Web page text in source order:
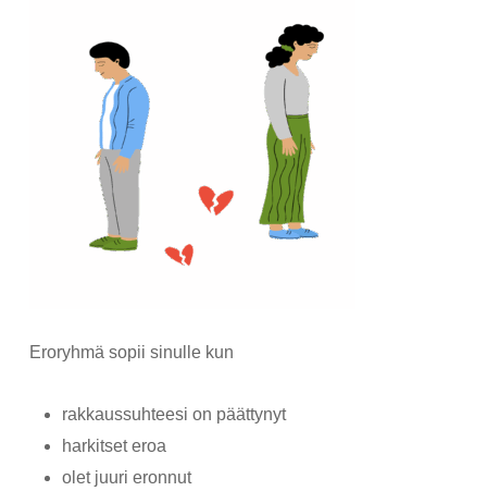
Eroryhmä sopii sinulle kun
rakkaussuhteesi on päättynyt
harkitset eroa
olet juuri eronnut